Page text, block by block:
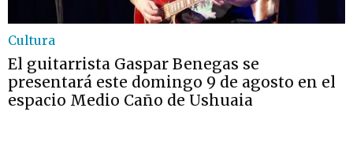
Cultura
El guitarrista Gaspar Benegas se
presentará este domingo 9 de agosto en el
espacio Medio Caño de Ushuaia